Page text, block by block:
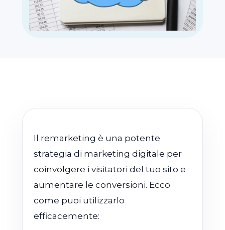
Il remarketing è una potente
strategia di marketing digitale per
coinvolgere i visitatori del tuo sito e
aumentare le conversioni. Ecco
come puoi utilizzarlo
efficacemente: